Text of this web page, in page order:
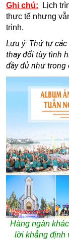
Ghi chú: Lịch
thực tế nhưng
trình.
Lưu ý: Thứ tự
thay đổi tùy tình
đầy đủ như
Hàng ngàn
lời khẳng định